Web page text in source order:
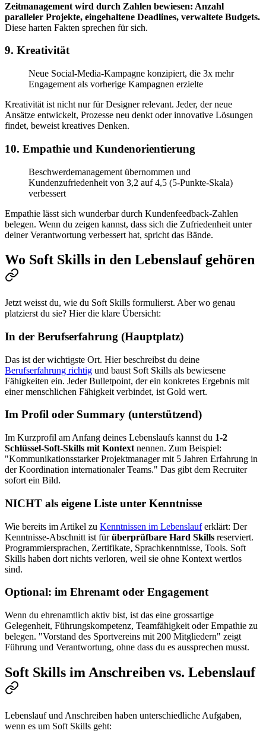
Zeitmanagement wird durch Zahlen bewiesen: Anzahl
paralleler Projekte, eingehaltene Deadlines, verwaltete Budgets.
Diese harten Fakten sprechen für sich.
9. Kreativität
Neue Social-Media-Kampagne konzipiert, die 3x mehr
Engagement als vorherige Kampagnen erzielte
Kreativität ist nicht nur für Designer relevant. Jeder, der neue
Ansätze entwickelt, Prozesse neu denkt oder innovative Lösungen
findet, beweist kreatives Denken.
10. Empathie und Kundenorientierung
Beschwerdemanagement übernommen und
Kundenzufriedenheit von 3,2 auf 4,5 (5-Punkte-Skala)
verbessert
Empathie lässt sich wunderbar durch Kundenfeedback-Zahlen
belegen. Wenn du zeigen kannst, dass sich die Zufriedenheit unter
deiner Verantwortung verbessert hat, spricht das Bände.
Wo Soft Skills in den Lebenslauf gehören
Jetzt weisst du, wie du Soft Skills formulierst. Aber wo genau
platzierst du sie? Hier die klare Übersicht:
In der Berufserfahrung (Hauptplatz)
Das ist der wichtigste Ort. Hier beschreibst du deine
Berufserfahrung richtig und baust Soft Skills als bewiesene
Fähigkeiten ein. Jeder Bulletpoint, der ein konkretes Ergebnis mit
einer menschlichen Fähigkeit verbindet, ist Gold wert.
Im Profil oder Summary (unterstützend)
Im Kurzprofil am Anfang deines Lebenslaufs kannst du 1-2
Schlüssel-Soft-Skills mit Kontext nennen. Zum Beispiel:
"Kommunikationsstarker Projektmanager mit 5 Jahren Erfahrung in
der Koordination internationaler Teams." Das gibt dem Recruiter
sofort ein Bild.
NICHT als eigene Liste unter Kenntnisse
Wie bereits im Artikel zu Kenntnissen im Lebenslauferklärt: Der
Kenntnisse-Abschnitt ist fürüberprüfbare Hard Skills reserviert.
Programmiersprachen, Zertifikate, Sprachkenntnisse, Tools. Soft
Skills haben dort nichts verloren, weil sie ohne Kontext wertlos
sind.
Optional: im Ehrenamt oder Engagement
Wenn du ehrenamtlich aktiv bist, ist das eine grossartige
Gelegenheit, Führungskompetenz, Teamfähigkeit oder Empathie zu
belegen. "Vorstand des Sportvereins mit 200 Mitgliedern" zeigt
Führung und Verantwortung, ohne dass du es aussprechen musst.
Soft Skills im Anschreiben vs. Lebenslauf
Lebenslauf und Anschreiben haben unterschiedliche Aufgaben,
wenn es um Soft Skills geht: